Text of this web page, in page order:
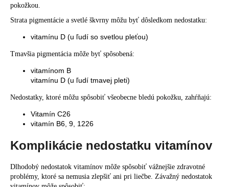
pokožkou.
Strata pigmentácie a svetlé škvrny môžu byť dôsledkom nedostatku:
vitamínu D (u ľudí so svetlou pleťou)
Tmavšia pigmentácia môže byť spôsobená:
vitamínom B
vitamínu D (u ľudí tmavej pleti)
Nedostatky, ktoré môžu spôsobiť všeobecne bledú pokožku, zahŕňajú:
Vitamín C26
vitamín B6, 9, 1226
Komplikácie nedostatku vitamínov
Dlhodobý nedostatok vitamínov môže spôsobiť vážnejšie zdravotné
problémy, ktoré sa nemusia zlepšiť ani pri liečbe. Závažný nedostatok